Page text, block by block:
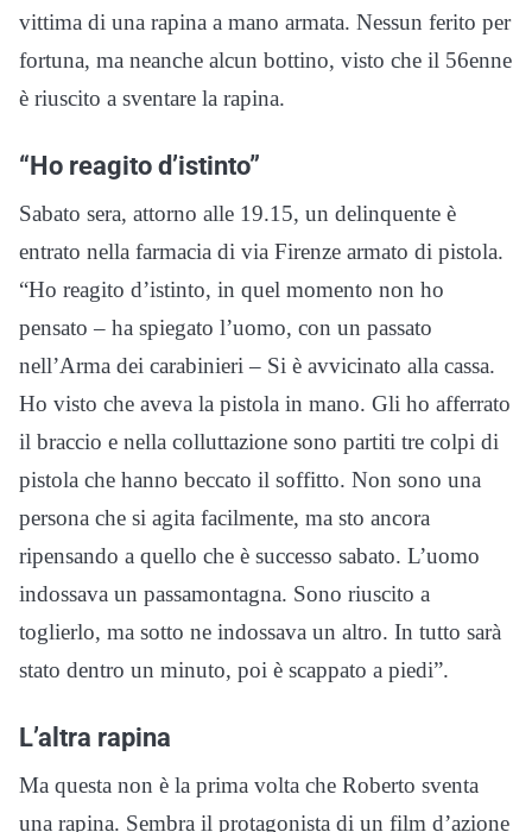
vittima di una rapina a mano armata. Nessun ferito per
fortuna, ma neanche alcun bottino, visto che il 56enne
è riuscito a sventare la rapina.
“Ho reagito d’istinto”
Sabato sera, attorno alle 19.15, un delinquente è
entrato nella farmacia di via Firenze armato di pistola.
“Ho reagito d’istinto, in quel momento non ho
pensato – ha spiegato l’uomo, con un passato
nell’Arma dei carabinieri – Si è avvicinato alla cassa.
Ho visto che aveva la pistola in mano. Gli ho afferrato
il braccio e nella colluttazione sono partiti tre colpi di
pistola che hanno beccato il soffitto. Non sono una
persona che si agita facilmente, ma sto ancora
ripensando a quello che è successo sabato. L’uomo
indossava un passamontagna. Sono riuscito a
toglierlo, ma sotto ne indossava un altro. In tutto sarà
stato dentro un minuto, poi è scappato a piedi”.
L’altra rapina
Ma questa non è la prima volta che Roberto sventa
una rapina. Sembra il protagonista di un film d’azione